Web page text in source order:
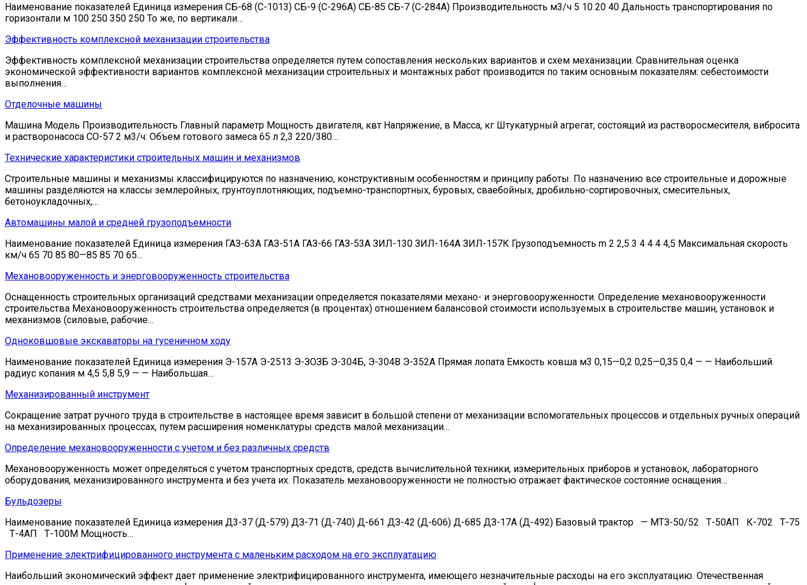
Наименование показателей Единица измерения СБ-68 (С-1013) СБ-9 (С-296А) СБ-85 СБ-7 (С-284А) Производительность м3/ч 5 10 20 40 Дальность транспортирования по
горизонтали м 100 250 350 250 То же, по вертикали…
Эффективность комплексной механизации строительства
Эффективность комплексной механизации строительства определяется путем сопоставления нескольких вариантов и схем механизации. Сравнительная оценка
экономической эффективности вариантов комплексной механизации строительных и монтажных работ производится по таким основным показателям: себестоимости
выполнения…
Отделочные машины
Машина Модель Производительность Главный параметр Мощность двигателя, квт Напряжение, в Масса, кг Штукатурный агрегат, состоящий из растворосмесителя, вибросита
и растворонасоса СО-57 2 м3/ч: Объем готового замеса 65 л 2,3 220/380…
Технические характеристики строительных машин и механизмов
Строительные машины и механизмы классифицируются по назначению, конструктивным особенностям и принципу работы. По назначению все строительные и дорожные
машины разделяются на классы землеройных, грунтоуплотняющих, подъемно-транспортных, буровых, сваебойных, дробильно-сортировочных, смесительных,
бетоноукладочных,…
Автомашины малой и средней грузоподъемности
Наименование показателей Единица измерения ГАЗ-63А ГАЗ-51А ГАЗ-66 ГАЗ-53А ЗИЛ-130 ЗИЛ-164А ЗИЛ-157К Грузоподъемность m 2 2,5 3 4 4 4 4,5 Максимальная скорость
км/ч 65 70 85 80—85 85 70 65…
Механовооруженность и энерговооруженность строительства
Оснащенность строительных организаций средствами механизации определяется показателями механо- и энерговооруженности. Определение механовооруженности
строительства Механовооруженность строительства определяется (в процентах) отношением балансовой стоимости используемых в строительстве машин, установок и
механизмов (силовые, рабочие…
Одноковшовые экскаваторы на гусеничном ходу
Наименование показателей Единица измерения Э-157А Э-2513 Э-ЗОЗБ Э-304Б, Э-304В Э-352А Прямая лопата Емкость ковша м3 0,15—0,2 0,25—0,35 0,4 — — Наибольший
радиус копания м 4,5 5,8 5,9 — — Наибольшая…
Механизированный инструмент
Сокращение затрат ручного труда в строительстве в настоящее время зависит в большой степени от механизации вспомогательных процессов и отдельных ручных операций
на механизированных процессах, путем расширения номенклатуры средств малой механизации…
Определение механовооруженности с учетом и без различных средств
Механовооруженность может определяться с учетом транспортных средств, средств вычислительной техники, измерительных приборов и установок, лабораторного
оборудования, механизированного инструмента и без учета их. Показатель механовооруженности не полностью отражает фактическое состояние оснащения…
Бульдозеры
Наименование показателей Единица измерения Д3-37 (Д-579) ДЗ-71 (Д-740) Д-661 ДЗ-42 (Д-606) Д-685 ДЗ-17А (Д-492) Базовый трактор — МТЗ-50/52 Т-50АП К-702 Т-75
Т-4АП Т-100М Мощность…
Применение электрифицированного инструмента с маленьким расходом на его эксплуатацию
Наибольший экономический эффект дает применение электрифицированного инструмента, имеющего незначительные расходы на его эксплуатацию. Отечественная